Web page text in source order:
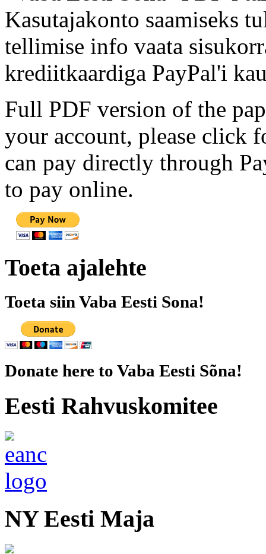
Kasutajakonto saamiseks
tellimise info vaata
krediitkaardiga PayPal'i
Full PDF version of the
your account, please click
can pay directly through
to pay online.
Toeta ajalehte
Toeta siin Vaba Eesti Sona!
Donate here to Vaba Eesti Sõna!
Eesti Rahvuskomitee
NY Eesti Maja